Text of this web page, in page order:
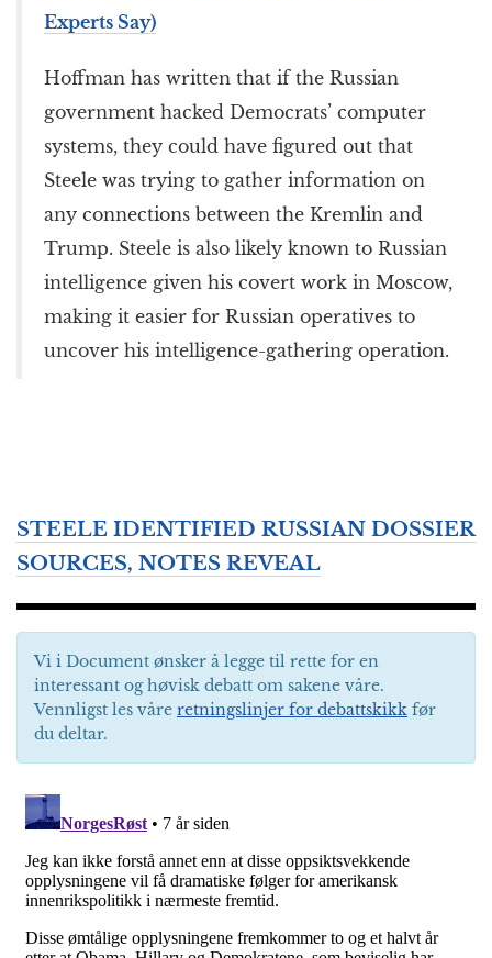
Experts Say)
Hoffman has written that if the Russian
government hacked Democrats’ computer
systems, they could have figured out that
Steele was trying to gather information on
any connections between the Kremlin and
Trump. Steele is also likely known to Russian
intelligence given his covert work in Moscow,
making it easier for Russian operatives to
uncover his intelligence-gathering operation.
STEELE IDENTIFIED RUSSIAN DOSSIER
SOURCES, NOTES REVEAL
Vi i Document ønsker å legge til rette for en
interessant og høvisk debatt om sakene våre.
Vennligst les våre retningslinjer for debattskikk før
du deltar.